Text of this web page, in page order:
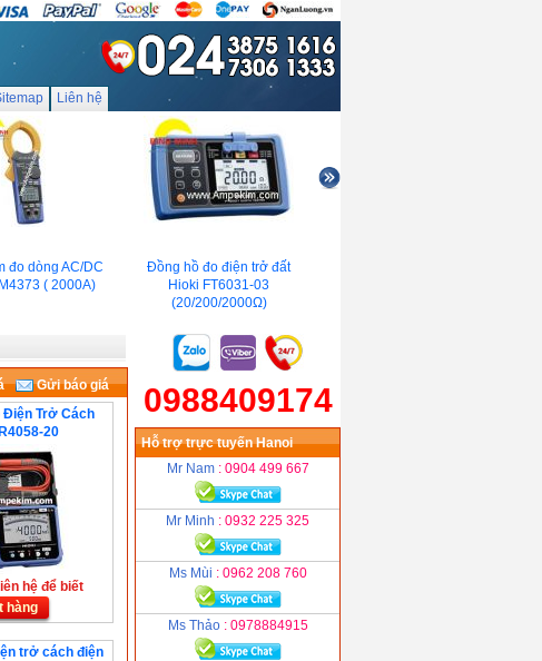
Liên hệ
dòng AC/DC
( 2000A)
Đồng hồ đo điện trở đất
Hioki FT6031-03
(20/200/2000Ω)
Gửi báo giá
Trở Cách
20
hệ để biết
hàng
trở cách điện
0988409174
Hỗ trợ trực tuyến Hanoi
Mr Nam : 0904 499 667
Mr Minh : 0932 225 325
Ms Mùi : 0962 208 760
Ms Thảo : 0978884915